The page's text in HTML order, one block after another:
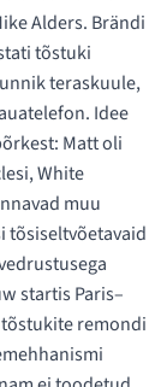
Alders. Brändi
tõstuki
teraskuule,
Idee
Matt oli
White
muu
tõsiseltvõetavaid
startis Paris–
remondi